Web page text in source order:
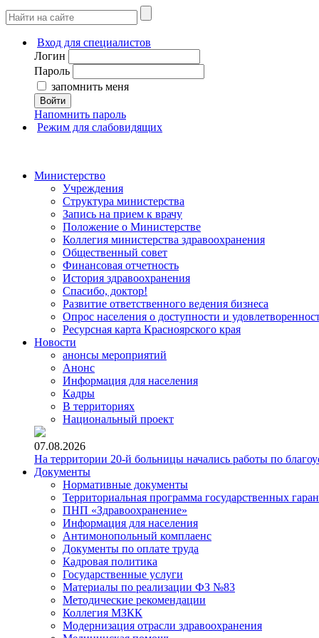
Вход для специалистов
Логин
Пароль
запомнить меня
Войти
Напомнить пароль
Режим для слабовидящих
Министерство
Учреждения
Структура министерства
Запись на прием к врачу
Положение о Министерстве
Коллегия министерства здравоохранения
Общественный совет
Финансовая отчетность
История здравоохранения
Спасибо, доктор!
Развитие ответственного ведения бизнеса
Опрос населения о доступности и
Ресурсная карта Красноярского края
Новости
анонсы мероприятий
Анонс
Информация для населения
Кадры
В территориях
Национальный проект
07.08.2026
На территории 20-й больницы начались работы по
Документы
Нормативные документы
Территориальная программа государственных
ПНП «Здравоохранение»
Информация для населения
Антимонопольный комплаенс
Документы по оплате труда
Кадровая политика
Государственные услуги
Материалы по реализации ФЗ №83
Методические рекомендации
Коллегия МЗКК
Модернизация отрасли здравоохранения